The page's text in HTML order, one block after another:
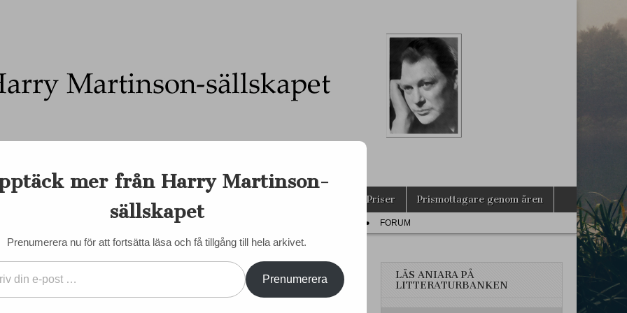
sällskapet Priser Prismottagare genom åren
FORUM
genomläst
LÄS ANIARA PÅ
LITTERATURBANKEN
mer från Harry Martinson-
sällskapet
Prenumerera nu för att fortsätta läsa och få tillgång till hela arkivet.
Prenumerera